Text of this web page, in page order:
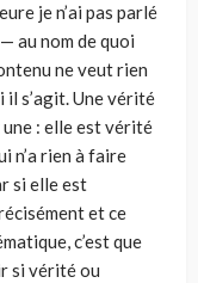
je n’ai pas parlé
au nom de quoi
ne veut rien
il s’agit. Une vérité
une : elle est vérité
n’a rien à faire
si elle est
et ce
c’est que
si vérité ou